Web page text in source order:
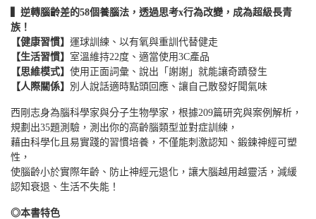
▍逆轉腦齡差的58個養腦法，透過思考x行為改變，成為超級長青
族！
【健康習慣】 運球訓練、以有氧與重訓代替健走
【生活習慣】 室溫維持22度、適當使用3C產品
【思維模式】 使用正面詞彙、說出「謝謝」就能讓奇蹟發生
【人際關係】 別人說話適時點頭回應、讓自己散發好聞氣味
西剛志身為腦科學家與分子生物學家，根據209篇研究與案例解析，
規劃出35題測驗，測出你的高齡腦類型並對症訓練，
藉由科學化且易實踐的習慣培養，不僅能刺激認知、鍛鍊神經可塑
性，
使腦齡小於實際年齡、防止神經元退化，讓大腦越用越靈活，減緩
認知衰退、生活不失能！
◎本書特色